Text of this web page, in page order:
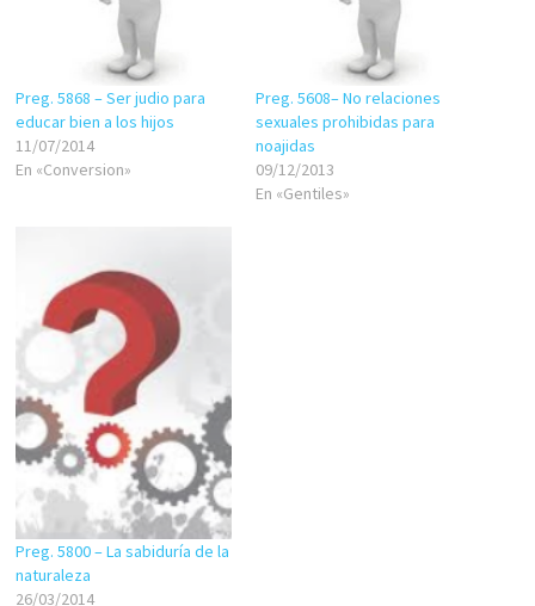
Preg. 5868 – Ser judio para
educar bien a los hijos
11/07/2014
En «Conversion»
Preg. 5608– No relaciones
sexuales prohibidas para
noajidas
09/12/2013
En «Gentiles»
Preg. 5800 – La sabiduría de la
naturaleza
26/03/2014